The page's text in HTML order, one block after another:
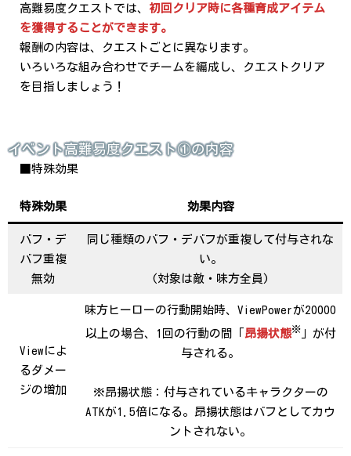
高難易度クエストでは、 初回クリア時に各種育成アイテム
を獲得することができます。
報酬の内容は、クエストごとに異なります。
いろいろな組み合わせでチームを編成し、クエストクリア
を目指しましょう！
イベント高難易度クエスト①の内容
■特殊効果
特殊効果 効果内容
バフ・デ
バフ重複
無効
同じ種類のバフ・デバフが重複して付与されな
い。
(対象は敵・味方全員)
Viewによ
るダメー
ジの増加
味方ヒーローの行動開始時、ViewPowerが20000
以上の場合、1回の行動の間「 昂揚状態※」が付
与される。
※昂揚状態：付与されているキャラクターの
ATKが1.5倍になる。昂揚状態はバフとしてカウ
ントされない。